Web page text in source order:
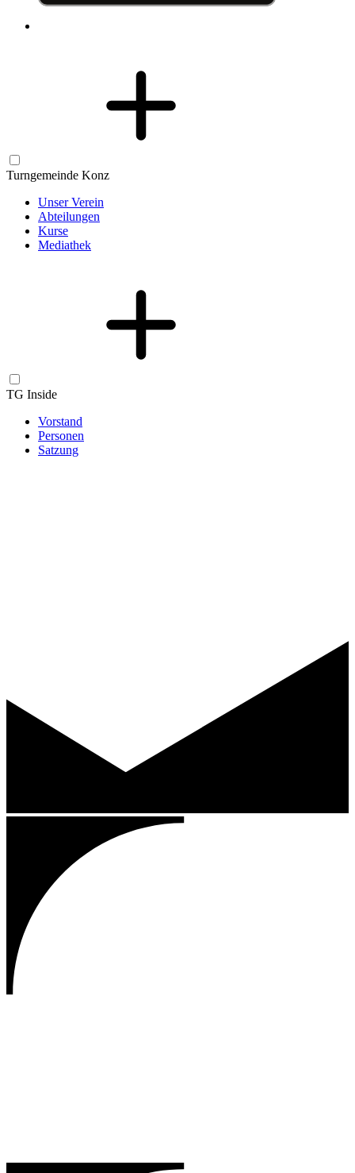
Turngemeinde Konz
Unser Verein
Abteilungen
Kurse
Mediathek
TG Inside
Vorstand
Personen
Satzung